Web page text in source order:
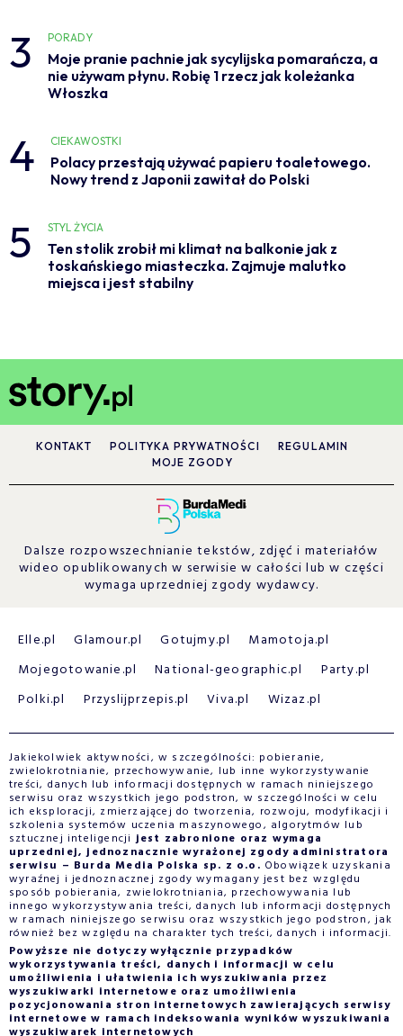
3 PORADY
Moje pranie pachnie jak sycylijska pomarańcza, a
nie używam płynu. Robię 1 rzecz jak koleżanka
Włoszka
4 CIEKAWOSTKI
Polacy przestają używać papieru toaletowego.
Nowy trend z Japonii zawitał do Polski
5 STYL ŻYCIA
Ten stolik zrobił mi klimat na balkonie jak z
toskańskiego miasteczka. Zajmuje malutko
miejsca i jest stabilny
KONTAKT POLITYKA PRYWATNOŚCI
REGULAMIN
MOJE ZGODY
Dalsze rozpowszechnianie tekstów, zdjęć i materiałów
wideo opublikowanych w serwisie w całości lub w części
wymaga uprzedniej zgody wydawcy.
Elle.pl Glamour.pl Gotujmy.pl
Mamotoja.pl
Mojegotowanie.pl
National-geographic.pl
Party.pl
Polki.pl
Przyslijprzepis.pl Viva.pl Wizaz.pl
Jakiekolwiek aktywności, w szczególności: pobieranie,
zwielokrotnianie, przechowywanie, lub inne wykorzystywanie
treści, danych lub informacji dostępnych w ramach niniejszego
serwisu oraz wszystkich jego podstron, w szczególności w celu
ich eksploracji, zmierzającej do tworzenia, rozwoju, modyfikacji i
szkolenia systemów uczenia maszynowego, algorytmów lub
sztucznej inteligencjijest zabronione oraz wymaga
uprzedniej, jednoznacznie wyrażonej zgody administratora
serwisu – Burda Media Polska sp. z o.o. Obowiązek uzyskania
wyraźnej i jednoznacznej zgody wymagany jest bez względu
sposób pobierania, zwielokrotniania, przechowywania lub
innego wykorzystywania treści, danych lub informacji dostępnych
w ramach niniejszego serwisu oraz wszystkich jego podstron, jak
również bez względu na charakter tych treści, danych i informacji.
Powyższe nie dotyczy wyłącznie przypadków
wykorzystywania treści, danych i informacji w celu
umożliwienia i ułatwienia ich wyszukiwania przez
wyszukiwarki internetowe oraz umożliwienia
pozycjonowania stron internetowych zawierających serwisy
internetowe w ramach indeksowania wyników wyszukiwania